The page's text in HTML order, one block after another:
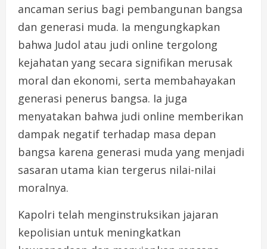
ancaman serius bagi pembangunan bangsa
dan generasi muda. Ia mengungkapkan
bahwa Judol atau judi online tergolong
kejahatan yang secara signifikan merusak
moral dan ekonomi, serta membahayakan
generasi penerus bangsa. Ia juga
menyatakan bahwa judi online memberikan
dampak negatif terhadap masa depan
bangsa karena generasi muda yang menjadi
sasaran utama kian tergerus nilai-nilai
moralnya.
Kapolri telah menginstruksikan jajaran
kepolisian untuk meningkatkan